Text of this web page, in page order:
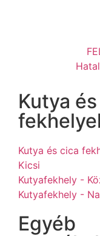
Kutya
Kutya és cica
Kicsi
Kutyafekhely -
Kutyafekhely -
Egyéb